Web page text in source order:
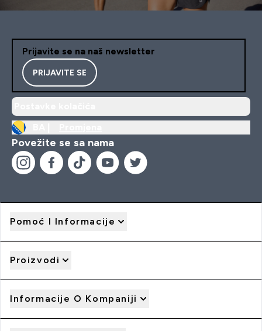
Prijavite se na naš newsletter
PRIJAVITE SE
Povežite se sa nama
Pomoć I Informacije
Proizvodi
Informacije O Kompaniji